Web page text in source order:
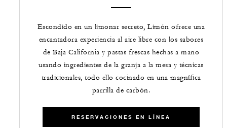
Escondido en un limonar secreto, Limón ofrece una
encantadora experiencia al aire libre con los sabores
de Baja California y pastas frescas hechas a mano
usando ingredientes de la granja a la mesa y técnicas
tradicionales, todo ello cocinado en una magnífica
parrilla de carbón.
RESERVACIONES EN LÍNEA